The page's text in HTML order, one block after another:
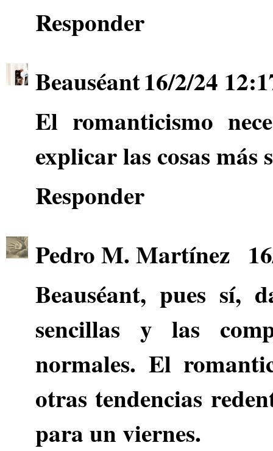
Responder
Beauséant16/2/24
El romanticismo
explicar las cosas más
Responder
Pedro M. Martínez
Beauséant, pues sí,
sencillas y las
normales. El
otras tendencias
para un viernes.